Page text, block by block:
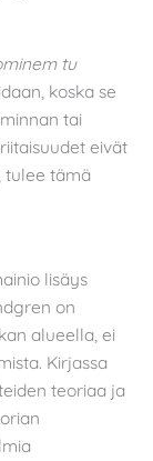
tu
koska se
tai
eivät
tulee tämä
lisäys
on
alueella, ei
Kirjassa
teoriaa ja